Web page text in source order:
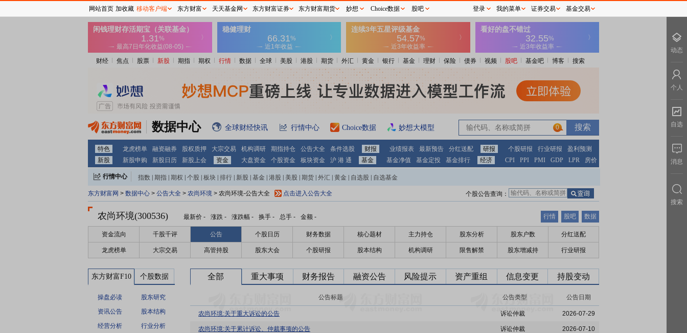
财经 焦点 股票 新股 期指 期权 行情 数据 全球 美股 港股 期货 外汇 黄金 银行 基金 理财 保险 债券 视频 股吧 基金吧 博客 搜索
数据中心 全球财经快讯 行情中心 Choice数据 妙想大模型 0
特色 龙虎榜单 融资融券 股权质押 大宗交易 机构调研 期指持仓 公告大全 条件选股 财报 业绩报表 最新预告 分红送配 研报 个股研报 行业研报
盈利预测
新股
新股申购 新股日历 新股上会 资金 大盘资金 个股资金 板块资金 沪 港 通 基金 基金净值 基金定投 基金排行 经济 CPI PPI PMI GDP LPR 房价
行情中心 指数 期指 期权 个股 板块 排行 新股 基金 港股 美股 期货 外汇 黄金 自选股 自选基金
东方财富网 > 数据中心 > 公告大全 > 农尚环境 > 农尚环境-公告大全 点击进入公告大全 个股公告查询：
农尚环境(300536) 最新价 - 涨跌 - 涨跌幅 - 换手 - 总手 - 金额 - 行情 股吧 数据
资金流向 千股千评 公告 个股日历 财务数据 核心题材 主力持仓 股东分析 股东户数 分红送配
龙虎榜单 大宗交易 高管持股 股东大会 个股研报 股本结构 机构调研 限售解禁 股东增减持 行业研报
东方财富F10 个股数据
操盘必读
股东研究
资讯公告
股本结构
经营分析
行业分析
全部 重大事项 财务报告 融资公告 风险提示 资产重组 信息变更 持股变动
公告标题 公告类型 公告日期
农尚环境:关于重大诉讼的公告 诉讼仲裁 2026-07-29
农尚环境:关于累计诉讼、仲裁事项的公告 诉讼仲裁 2026-07-10
网站首页 加收藏 移动客户端 东方财富 天天基金网 东方财富证券 东方财富期货 妙想 Choice数据 股吧 登录 我的菜单 证券交易 基金交易
动态
个人
自选
消息
搜索